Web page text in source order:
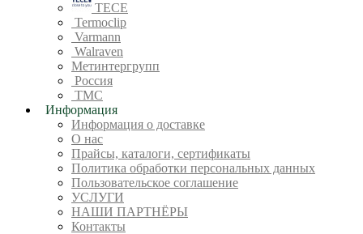
TECE
Termoclip
Varmann
Walraven
Метинтергрупп
Россия
ТМС
Информация
Информация о доставке
О нас
Прайсы, каталоги, сертификаты
Политика обработки персональных данных
Пользовательское соглашение
УСЛУГИ
НАШИ ПАРТНЁРЫ
Контакты